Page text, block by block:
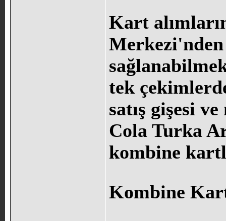
Kart
tek
satış gişesi
Cola Turka
kombine
Kombine